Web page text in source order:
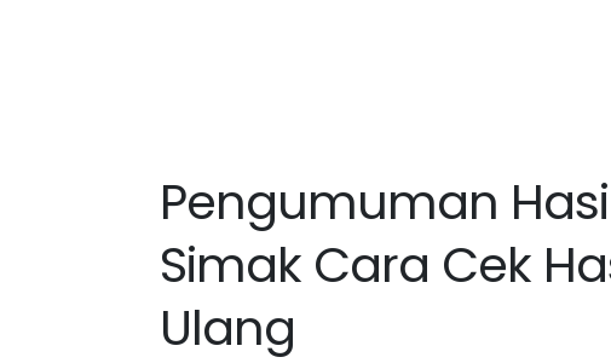
Pengumuman
Simak Cara Cek
Ulang